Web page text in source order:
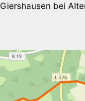
Giershausen bei